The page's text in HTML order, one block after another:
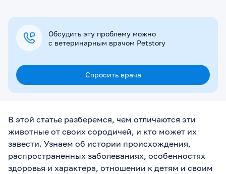
Обсудить эту проблему можно
с ветеринарным врачом Petstory
Спросить врача
В этой статье разберемся, чем отличаются эти
животные от своих сородичей, и кто может их
завести. Узнаем об истории происхождения,
распространенных заболеваниях, особенностях
здоровья и характера, отношении к детям и своим